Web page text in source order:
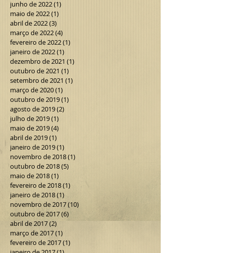
junho de 2022(1)
maio de 2022(1)
abril de 2022(3)
março de 2022(4)
fevereiro de 2022(1)
janeiro de 2022(1)
dezembro de 2021 (1)
outubro de 2021 (1)
setembro de 2021 (1)
março de 2020(1)
outubro de 2019(1)
agosto de 2019(2)
julho de 2019(1)
maio de 2019(4)
abril de 2019(1)
janeiro de 2019(1)
novembro de 2018(1)
outubro de 2018(5)
maio de 2018(1)
fevereiro de 2018(1)
janeiro de 2018(1)
novembro de 2017(10)
outubro de 2017(6)
abril de 2017(2) 2 posts
março de 2017(1)
fevereiro de 2017(1)